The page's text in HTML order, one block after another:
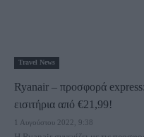
Travel News
Ryanair – προσφορά
εισιτήρια από €21,99!
1 Αυγούστου 2022, 9:38